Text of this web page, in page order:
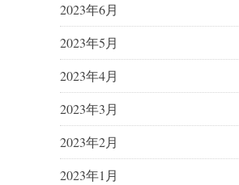
2023年6月
2023年5月
2023年4月
2023年3月
2023年2月
2023年1月